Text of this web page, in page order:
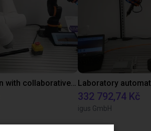
Gluing application with collaborative robot
332 792,74 Kč
igus GmbH